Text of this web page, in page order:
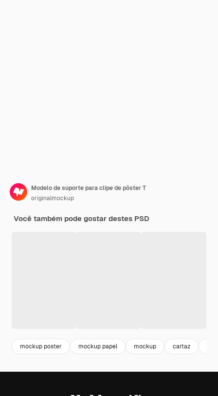
Modelo de suporte para clipe de pôster T
originalmockup
Você também pode gostar destes PSD
mockup poster mockup papel mockup cartaz